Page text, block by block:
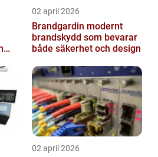
02 april 2026
Brandgardin modernt
brandskydd som bevarar
både säkerhet och design
02 april 2026